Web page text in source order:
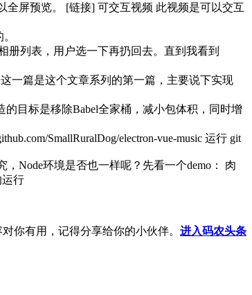
全屏预览。 [链接] 可交互视频 此视频是可以交互
册列表，用户选一下再扔回去。直到我看到
一篇是这个文章系列的第一篇，主要说下实现
目标是移除Babel全家桶，减小包体积，同时增
SmallRuralDog/electron-vue-music 运行 git
Node环境是否也一样呢？先看一个demo： 肉
行
你有用，记得分享给你的小伙伴。 进入码农头条